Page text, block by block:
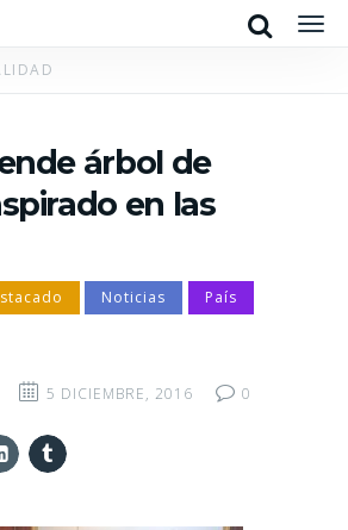
Search
árbol de
en las
Noticias País
5 DICIEMBRE, 2016 0